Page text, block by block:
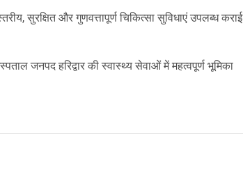
सुरक्षित और गुणवत्तापूर्ण चिकित्सा सुविधाएं उपलब्ध कराई
जनपद हरिद्वार की स्वास्थ्य सेवाओं में महत्वपूर्ण भूमिका